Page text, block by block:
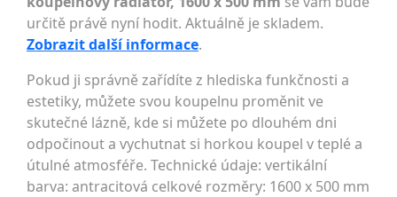
určitě právě nyní hodit. Aktuálně je skladem.
Zobrazit další informace.
Pokud ji správně zařídíte z hlediska funkčnosti a
estetiky, můžete svou koupelnu proměnit ve
skutečné lázně, kde si můžete po dlouhém dni
odpočinout a vychutnat si horkou koupel v teplé a
útulné atmosféře. Technické údaje: vertikální
barva: antracitová celkové rozměry: 1600 x 500 mm